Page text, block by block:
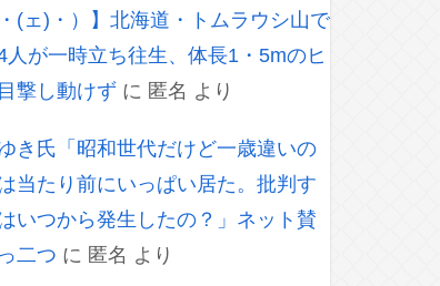
・(ェ)・）】北海道・トムラウシ山で
人が一時立ち往生、体長1・5mのヒ
撃し動けず に 匿名 より
き氏「昭和世代だけど一歳違いの
当たり前にいっぱい居た。批判す
いつから発生したの？」ネット賛
二つ に 匿名 より